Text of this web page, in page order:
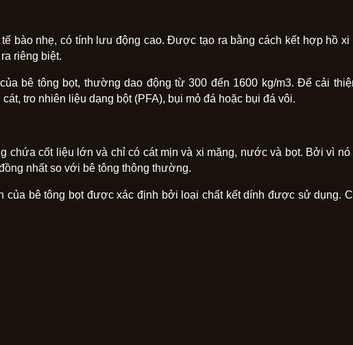
bào nhẹ, có tính lưu động cao. Được tạo ra bằng cách kết hợp hồ xi
riêng biệt.
bê tông bọt, thường dao động từ 300 đến 1600 kg/m3. Để cải
tro nhiên liệu dạng bột (PFA), bụi mỏ đá hoặc bụi đá vôi.
chứa cốt liệu lớn và chỉ có cát mịn và xi măng, nước và bọt. Bởi vì nó
nhất so với bê tông thông thường.
của bê tông bọt được xác định bởi loại chất kết dính được sử dụng.